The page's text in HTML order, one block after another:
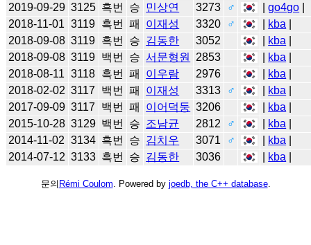
2019-09-29 3125 흑번 승 민상연 3273 ♂ |go4go
2018-11-01 3119 흑번 패 이재성 3320 ♂ kba
2018-09-08 3119 흑번 승 김동한 3052 kba
2018-09-08 3119 백번 승 서문형원 2853 kba
2018-08-11 3118 흑번 패 이우람 2976 kba
2018-02-02 3117 백번 패 이재성 3313 ♂ kba
2017-09-09 3117 백번 패 이어덕둥 3206 kba
2015-10-28 3129 백번 승 조남균 2812 ♂ kba
2014-11-02 3134 흑번 승 김치우 3071 ♂ kba
2014-07-12 3133 흑번 승 김동한 3036 kba
문의 Rémi Coulom . Powered by joedb, the C++ database.